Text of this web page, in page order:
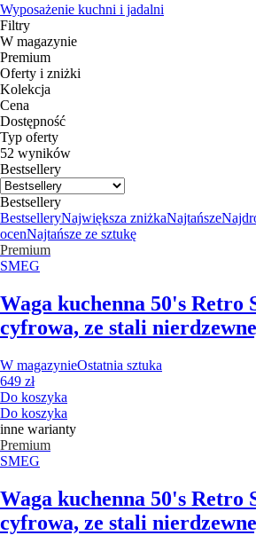
Wyposażenie kuchni i jadalni
Filtry
W magazynie
Premium
Oferty i zniżki
Kolekcja
Cena
Dostępność
Typ oferty
52 wyników
Bestsellery
Bestsellery
BestselleryNajwiększa zniżkaNajtańsze
ocenNajtańsze ze sztukę
Premium
SMEG
Waga kuchenna 50's Retro
cyfrowa, ze stali
W magazynieOstatnia sztuka
649 zł
Do koszyka
Do koszyka
inne warianty
Premium
SMEG
Waga kuchenna 50's Retro
cyfrowa, ze stali